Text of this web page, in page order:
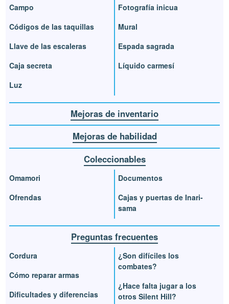
Campo
Códigos de las taquillas
Llave de las escaleras
Caja secreta
Luz
Fotografía inicua
Mural
Espada sagrada
Líquido carmesí
Mejoras de inventario
Mejoras de habilidad
Coleccionables
Omamori
Ofrendas
Documentos
Cajas y puertas de Inari-
sama
Preguntas frecuentes
Cordura
Cómo reparar armas
Dificultades y diferencias
¿Son difíciles los
combates?
¿Hace falta jugar a los
otros Silent Hill?